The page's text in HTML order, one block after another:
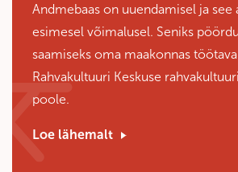
Andmebaas on uuendamisel ja see
esimesel võimalusel. Seniks
saamiseks oma maakonnas
Rahvakultuuri Keskuse
poole.
Loe lähemalt